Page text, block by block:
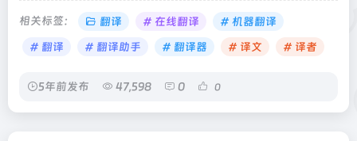
相关标签： 翻译 # 在线翻译
# 机器翻译
# 翻译
# 翻译助手 # 翻译器 # 译文 # 译者
5年前发布 47,598 0 0